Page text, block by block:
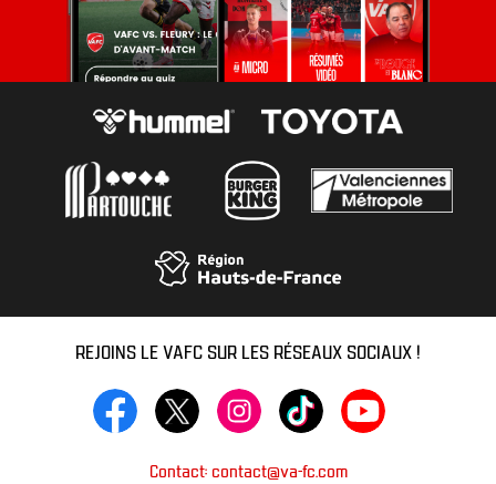
REJOINS LE VAFC SUR LES RÉSEAUX SOCIAUX !
Contact: contact@va-fc.com